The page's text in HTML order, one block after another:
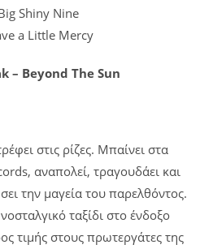
Shiny Nine
a Little Mercy
– Beyond The Sun
στις ρίζες. Μπαίνει στα
αναπολεί, τραγουδάει και
την μαγεία του παρελθόντος.
ταξίδι στο ένδοξο
τιμής στους πρωτεργάτες της